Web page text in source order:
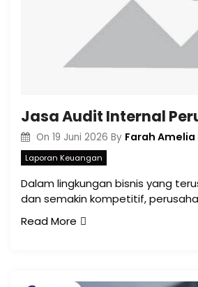
On 19 Juni 2026 By Farah
Laporan Keuangan
Dalam lingkungan bisnis yang
dan semakin kompetitif,
Read More